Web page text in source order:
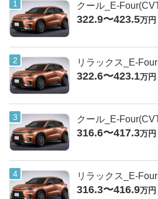
クール_E-
322.9〜423.5万円
リラックス_E-
322.6〜423.1万円
クール_E-
316.6〜417.3万円
リラックス_E-
316.3〜416.9万円